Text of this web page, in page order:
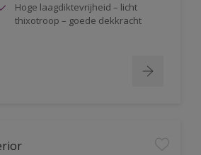
Hoge laagdiktevrijheid – licht
thixotroop – goede dekkracht